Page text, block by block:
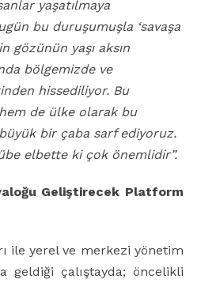
yaşatılmaya
bu duruşumuşla ‘savaşa
gözünün yaşı aksın
bölgemizde ve
hissediliyor. Bu
de ülke olarak bu
bir çaba sarf ediyoruz.
elbette ki çok önemlidir”.
Geliştirecek Platform
ile yerel ve merkezi yönetim
geldiği çalıştayda; öncelikli